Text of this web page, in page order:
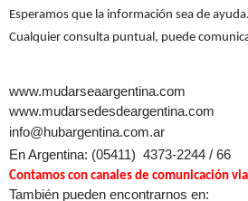
Esperamos que la información sea de ayuda.
Cualquier consulta puntual, puede
www.mudarseaargentina.com
www.mudarsedesdeargentina.com
info@hubargentina.com.ar
En Argentina: (05411) 4373-2244 / 66
Contamos con canales de comunicación
También pueden encontrarnos en: